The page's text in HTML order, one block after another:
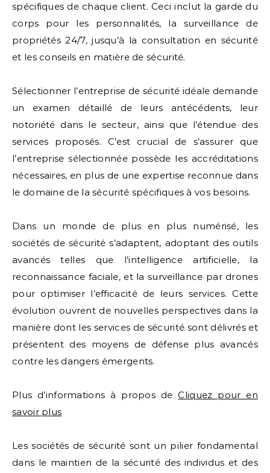
spécifiques de chaque client. Ceci inclut la garde du
corps pour les personnalités, la surveillance de
propriétés 24/7, jusqu’à la consultation en sécurité
et les conseils en matière de sécurité.
Sélectionner l’entreprise de sécurité idéale demande
un examen détaillé de leurs antécédents, leur
notoriété dans le secteur, ainsi que l’étendue des
services proposés. C’est crucial de s’assurer que
l’entreprise sélectionnée possède les accréditations
nécessaires, en plus de une expertise reconnue dans
le domaine de la sécurité spécifiques à vos besoins.
Dans un monde de plus en plus numérisé, les
sociétés de sécurité s’adaptent, adoptant des outils
avancés telles que l’intelligence artificielle, la
reconnaissance faciale, et la surveillance par drones
pour optimiser l’efficacité de leurs services. Cette
évolution ouvrent de nouvelles perspectives dans la
manière dont les services de sécurité sont délivrés et
présentent des moyens de défense plus avancés
contre les dangers émergents.
Plus d’informations à propos deCliquez pour en
savoir plus
Les sociétés de sécurité sont un pilier fondamental
dans le maintien de la sécurité des individus et des